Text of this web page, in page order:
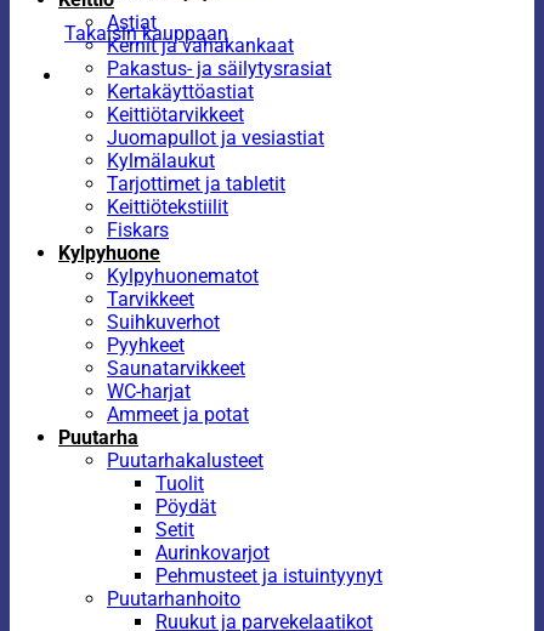
Takaisin kauppaan
Astiat
Kernit ja vahakankaat
Pakastus- ja säilytysrasiat
Kertakäyttöastiat
Keittiötarvikkeet
Juomapullot ja vesiastiat
Kylmälaukut
Tarjottimet ja tabletit
Keittiötekstiilit
Fiskars
Kylpyhuone
Kylpyhuonematot
Tarvikkeet
Suihkuverhot
Pyyhkeet
Saunatarvikkeet
WC-harjat
Ammeet ja potat
Puutarha
Puutarhakalusteet
Tuolit
Pöydät
Setit
Aurinkovarjot
Pehmusteet ja istuintyynyt
Puutarhanhoito
Ruukut ja parvekelaatikot